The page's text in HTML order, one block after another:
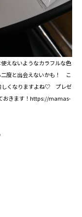
えないようなカラフルな色
二度と出会えないかも！ こ
しくなりますよね♡ プレゼ
きます！ https://mamas-